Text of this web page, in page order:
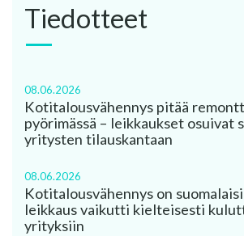
Tiedotteet
08.06.2026
Kotitalousvähennys pitää
pyörimässä – leikkaukset osuivat
yritysten tilauskantaan
08.06.2026
Kotitalousvähennys on
leikkaus vaikutti kielteisesti
yrityksiin